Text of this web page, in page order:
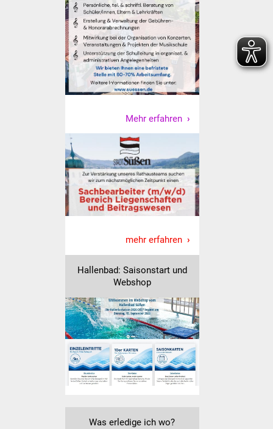
Wirtschaft
Haushalt & Infos
Wirtschaftsförderung
Gewerbeimmobilien
IKG Auen
Ausschreibungen
Öffentliche
Ausschreibung
Ausschreibung
Beschränkte
Ausschreibung
Freihändige Vergabe
Gewerbeverzeichnis
Gewerbe - Selbsteintrag
Mehr erfahren
mehr erfahren
Hallenbad: Saisonstart und
Webshop
Was erledige ich wo?